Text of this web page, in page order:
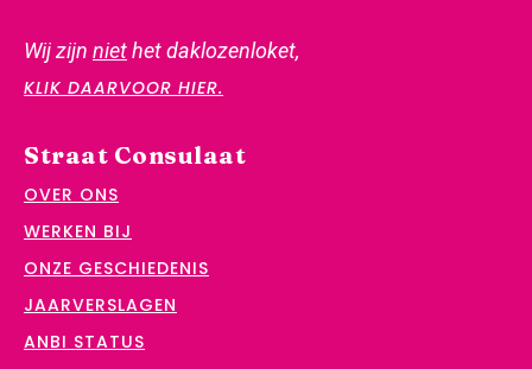
Wij zijn niethet daklozenloket,
KLIK DAARVOOR HIER.
Straat Consulaat
OVER ONS
WERKEN BIJ
ONZE GESCHIEDENIS
JAARVERSLAGEN
ANBI STATUS